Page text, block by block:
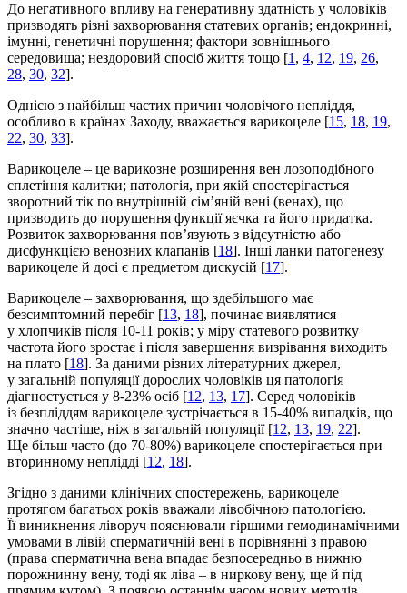
До негативного впливу на генеративну здатність у чоловіків
призводять різні захворювання статевих органів; ендокринні,
імунні, генетичні порушення; фактори зовнішнього
середовища; нездоровий спосіб життя тощо [1 , 4, 12, 19, 26,
28, 30, 32].
Однією з найбільш частих причин чоловічого непліддя,
особливо в країнах Заходу, вважається варикоцеле [15, 18, 19,
22, 30, 33].
Варикоцеле – це варикозне розширення вен лозоподібного
сплетіння калитки; патологія, при якій спостерігається
зворотний тік по внутрішній сім’яній вені (венах), що
призводить до порушення функції яєчка та його придатка.
Розвиток захворювання пов’язують з відсутністю або
дисфункцією венозних клапанів [18]. Інші ланки патогенезу
варикоцеле й досі є предметом дискусій [17].
Варикоцеле – захворювання, що здебільшого має
безсимптомний перебіг [13, 18], починає виявлятися
у хлопчиків після 10-11 років; у міру статевого розвитку
частота його зростає і після завершення визрівання виходить
на плато [18]. За даними різних літературних джерел,
у загальній популяції дорослих чоловіків ця патологія
діагностується у 8-23% осіб [12, 13, 17]. Серед чоловіків
із безпліддям варикоцеле зустрічається в 15-40% випадків, що
значно частіше, ніж в загальній популяції [12, 13, 19, 22].
Ще більш часто (до 70-80%) варикоцеле спостерігається при
вторинному неплідді [12, 18].
Згідно з даними клінічних спостережень, варикоцеле
протягом багатьох років вважали лівобічною патологією.
Її виникнення ліворуч пояснювали гіршими гемодинамічними
умовами в лівій сперматичній вені в порівнянні з правою
(права сперматична вена впадає безпосередньо в нижню
порожнинну вену, тоді як ліва – в ниркову вену, ще й під